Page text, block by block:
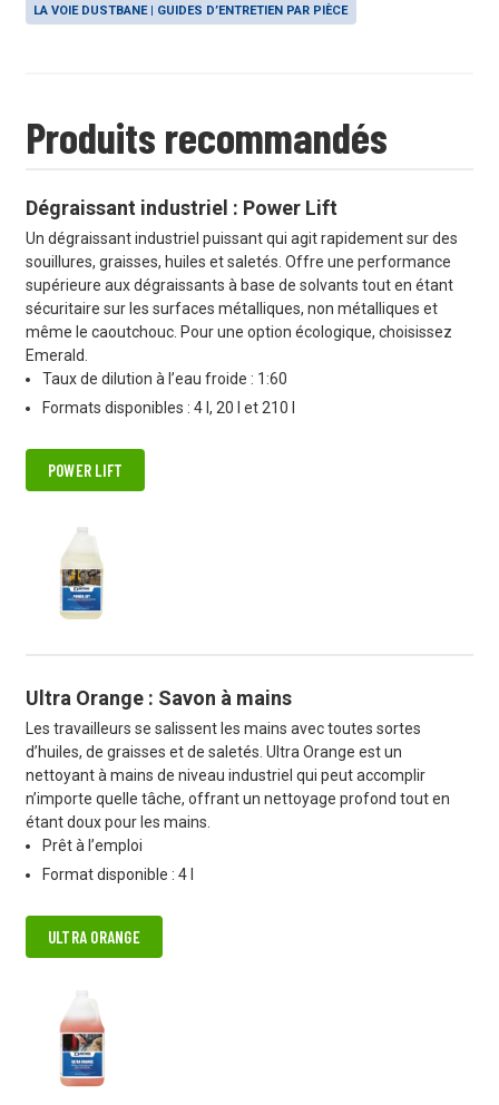
LA VOIE DUSTBANE | GUIDES D’ENTRETIEN PAR PIÈCE
Produits recommandés
Dégraissant industriel : Power Lift
Un dégraissant industriel puissant qui agit rapidement sur des
souillures, graisses, huiles et saletés. Offre une performance
supérieure aux dégraissants à base de solvants tout en étant
sécuritaire sur les surfaces métalliques, non métalliques et
même le caoutchouc. Pour une option écologique, choisissez
Emerald.
Taux de dilution à l’eau froide : 1:60
Formats disponibles : 4 l, 20 l et 210 l
POWER LIFT
Ultra Orange : Savon à mains
Les travailleurs se salissent les mains avec toutes sortes
d’huiles, de graisses et de saletés. Ultra Orange est un
nettoyant à mains de niveau industriel qui peut accomplir
n’importe quelle tâche, offrant un nettoyage profond tout en
étant doux pour les mains.
Prêt à l’emploi
Format disponible : 4 l
ULTRA ORANGE